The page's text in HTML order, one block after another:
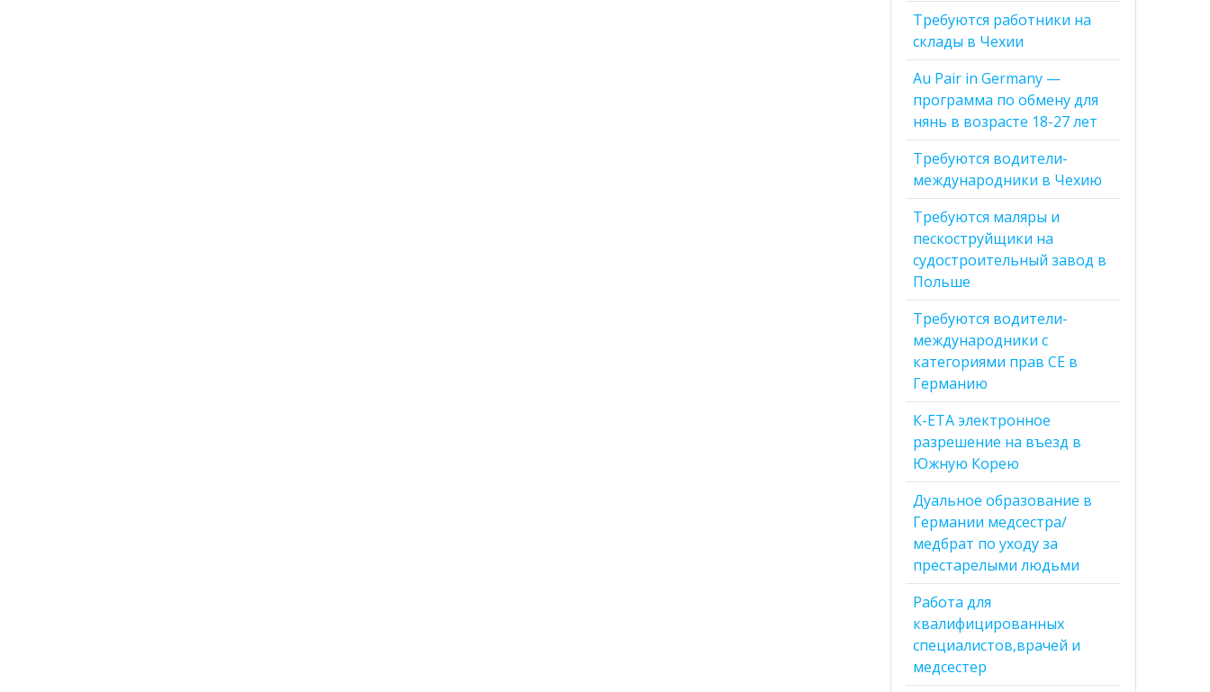
Требуются работники на
склады в Чехии
Au Pair in Germany —
программа по обмену для
нянь в возрасте 18-27 лет
Требуются водители-
международники в Чехию
Требуются маляры и
пескоструйщики на
судостроительный завод в
Польше
Требуются водители-
международники с
категориями прав CE в
Германию
К-ЕТА электронное
разрешение на въезд в
Южную Корею
Дуальное образование в
Германии медсестра/
медбрат по уходу за
престарелыми людьми
Работа для
квалифицированных
специалистов,врачей и
медсестер